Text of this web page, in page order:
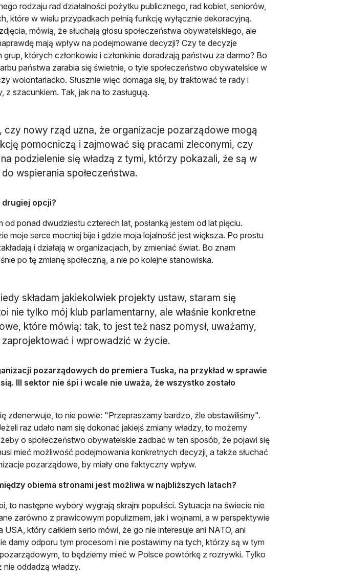
rodzaju rad działalności pożytku publicznego, rad kobiet, seniorów,
które w wielu przypadkach pełnią funkcję wyłącznie dekoracyjną.
mówią, że słuchają głosu społeczeństwa obywatelskiego, ale
mają wpływ na podejmowanie decyzji? Czy te decyzje
których członkowie i członkinie doradzają państwu za darmo? Bo
państwa zarabia się świetnie, o tyle społeczeństwo obywatelskie w
wolontariacko. Słusznie więc domaga się, by traktować te rady i
szacunkiem. Tak, jak na to zasługują.
czy nowy rząd uzna, że organizacje pozarządowe mogą
pomocniczą i zajmować się pracami zleconymi, czy
podzielenie się władzą z tymi, którzy pokazali, że są w
wspierania społeczeństwa.
drugiej opcji?
od ponad dwudziestu czterech lat, posłanką jestem od lat pięciu.
moje serce mocniej bije i gdzie moja lojalność jest większa. Po prostu
i działają w organizacjach, by zmieniać świat. Bo znam
po tę zmianę społeczną, a nie po kolejne stanowiska.
składam jakiekolwiek projekty ustaw, staram się
nie tylko mój klub parlamentarny, ale właśnie konkretne
które mówią: tak, to jest też nasz pomysł, uważamy,
i wprowadzić w życie.
pozarządowych do premiera Tuska, na przykład w sprawie
III sektor nie śpi i wcale nie uważa, że wszystko zostało
zdenerwuje, to nie powie: "Przepraszamy bardzo, źle obstawiliśmy".
raz udało nam się dokonać jakiejś zmiany władzy, to możemy
o społeczeństwo obywatelskie zadbać w ten sposób, że pojawi się
mieć możliwość podejmowania konkretnych decyzji, a także słuchać
pozarządowe, by miały one faktyczny wpływ.
obiema stronami jest możliwa w najbliższych latach?
to następne wybory wygrają skrajni populiści. Sytuacja na świecie nie
zarówno z prawicowym populizmem, jak i wojnami, a w perspektywie
który całkiem serio mówi, że go nie interesuje ani NATO, ani
damy odporu tym procesom i nie postawimy na tych, którzy są w tym
to będziemy mieć w Polsce powtórkę z rozrywki. Tylko
oddadzą władzy.